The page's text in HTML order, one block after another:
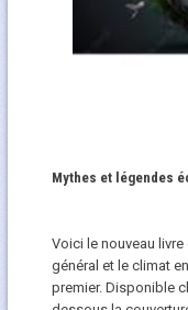
Mythes et légendes
Voici le nouveau
général et le climat
premier. Disponible